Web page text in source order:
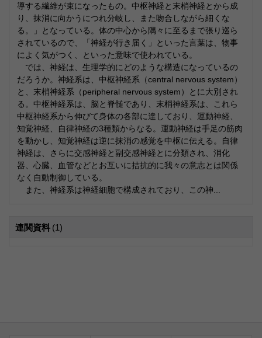
導する繊維が束になったもの。中枢神経と末梢神経とから成
り、抹消に向かうにつれ分岐し、また吻合しながら細くな
る。」となっている。体の中心から隅々に至るまで張り巡ら
されているので、「神経が行き届く」といった言葉は、物事
によく気がつく、といった意味で使われている。
では、神経は、生理学的にどのような構造になっているの
だろうか。神経系は、中枢神経系（central nervous system）
と、末梢神経系（peripheral nervous system）とに大別され
る。中枢神経系は、脳と脊髄であり、末梢神経系は、これら
中枢神経系から伸びて身体の各部に達しており、運動神経、
知覚神経、自律神経の3種類からなる。運動神経は手足の筋肉
を動かし、知覚神経は逆に抹消の感覚を中枢に伝える。自律
神経は、さらに交感神経と副交感神経とに分類され、消化
器、心臓、血管などとお互いに拮抗的に我々の意志とは関係
なく自動制御している。
また、神経系は神経細胞で構成されており、この神...
連関資料 (1)